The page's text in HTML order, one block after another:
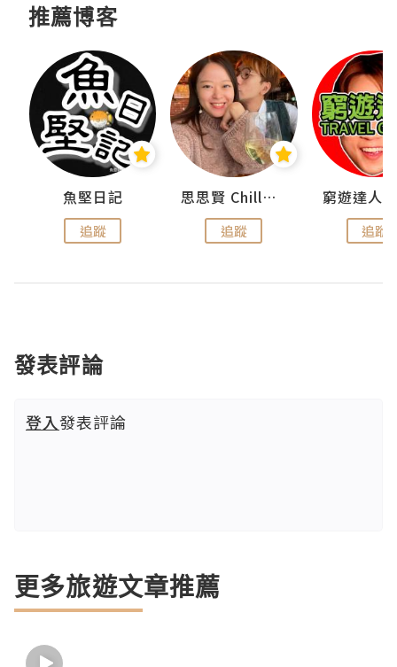
推薦博客
魚堅日記
追蹤
思思賢 ChillMyBabe
追蹤 追蹤
發表評論
登入發表評論
更多旅遊文章推薦